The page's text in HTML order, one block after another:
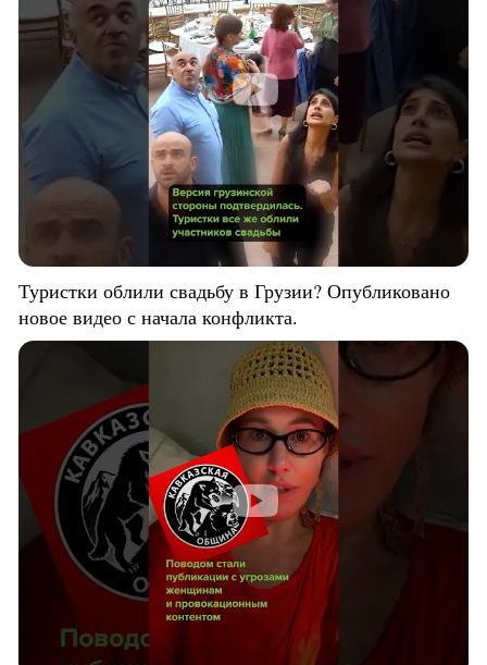
Туристки облили свадьбу в Грузии? Опубликовано
новое видео с начала конфликта.